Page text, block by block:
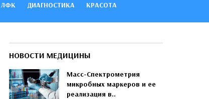
ЛФК ДИАГНОСТИКА КРАСОТА
НОВОСТИ МЕДИЦИНЫ
Масс-Спектрометрия
микробных маркеров и ее
реализация в..